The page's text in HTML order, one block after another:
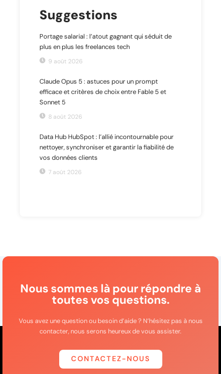
Suggestions
Portage salarial : l’atout gagnant qui séduit de
plus en plus les freelances tech
9 août 2026
Claude Opus 5 : astuces pour un prompt
efficace et critères de choix entre Fable 5 et
Sonnet 5
8 août 2026
Data Hub HubSpot : l’allié incontournable pour
nettoyer, synchroniser et garantir la fiabilité de
vos données clients
7 août 2026
Nous sommes là pour répondre à
toutes vos questions.
Vous avez une question ou besoin d’aide ? N’hésitez pas à nous
contacter, nous serons heureux de vous assister.
CONTACTEZ-NOUS